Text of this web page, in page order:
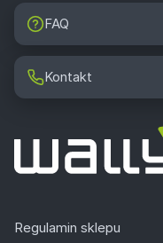
FAQ
Kontakt
Regulamin sklepu